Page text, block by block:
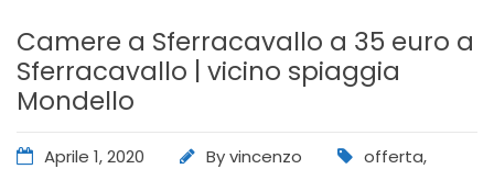
Camere a Sferracavallo a 35 euro a
Sferracavallo | vicino spiaggia
Mondello
Aprile 1, 2020 Byvincenzo offerta,